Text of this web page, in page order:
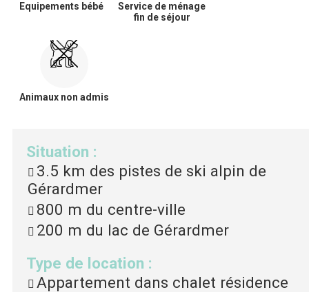
Equipements bébé
Service de ménage
fin de séjour
Animaux non admis
Situation :
3.5 km des pistes de ski alpin de
Gérardmer
800 m du centre-ville
200 m du lac de Gérardmer
Type de location :
Appartement dans chalet résidence